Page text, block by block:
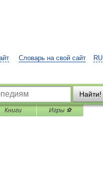
RU
Словарь на свой сайт
Найти!
Книги Игры ⚽